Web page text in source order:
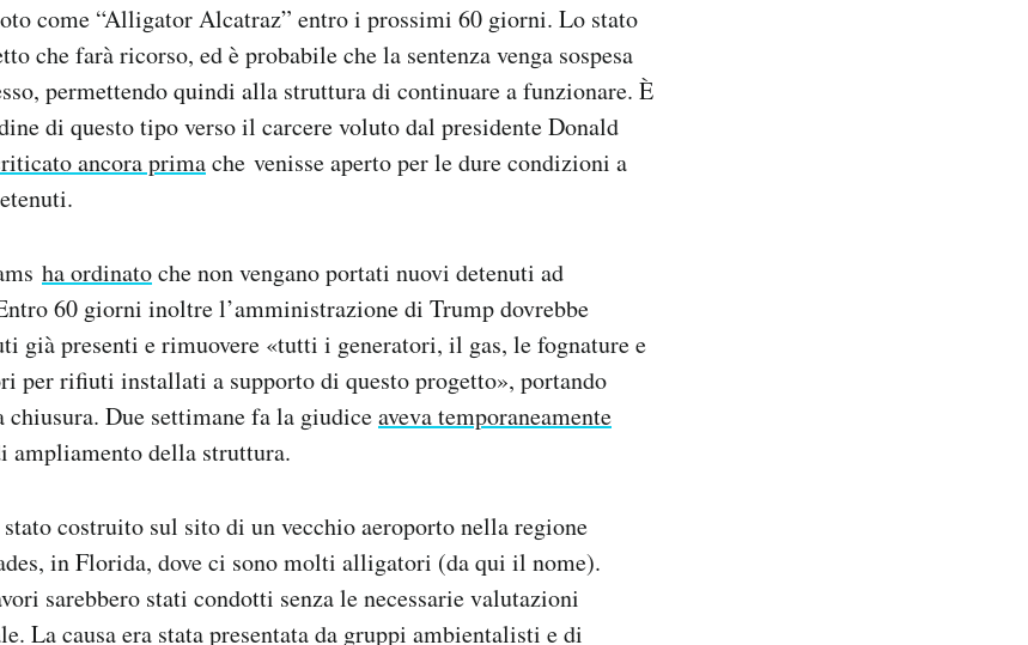
come “Alligator Alcatraz” entro i prossimi 60 giorni. Lo stato
che farà ricorso, ed è probabile che la sentenza venga sospesa
permettendo quindi alla struttura di continuare a funzionare. È
di questo tipo verso il carcere voluto dal presidente Donald
ancora primache venisse aperto per le dure condizioni a
ha ordinatoche non vengano portati nuovi detenuti ad
60 giorni inoltre l’amministrazione di Trump dovrebbe
già presenti e rimuovere «tutti i generatori, il gas, le fognature e
per rifiuti installati a supporto di questo progetto», portando
Due settimane fa la giudiceaveva temporaneamente
ampliamento della struttura.
costruito sul sito di un vecchio aeroporto nella regione
in Florida, dove ci sono molti alligatori (da qui il nome).
sarebbero stati condotti senza le necessarie valutazioni
La causa era stata presentata da gruppi ambientalisti e di